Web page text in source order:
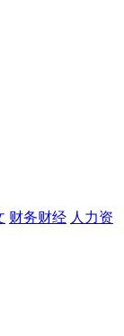
财务财经 人力资